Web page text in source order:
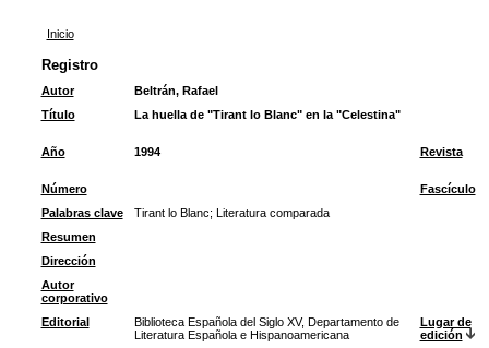
Inicio
Registro
Autor
Beltrán, Rafael
Título
La huella de "Tirant lo Blanc" en la "Celestina"
Año 1994 Revista
Número
Fascículo
Palabras clave
Tirant lo Blanc; Literatura comparada
Resumen
Dirección
Autor
corporativo
Editorial
Biblioteca Española del Siglo XV, Departamento de
Literatura Española e Hispanoamericana
Lugar de
edición